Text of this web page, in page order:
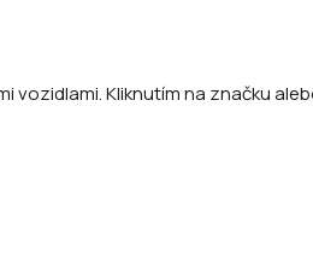
Kliknutím na značku